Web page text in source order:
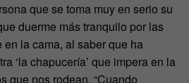
que se toma muy en serio su
duerme más tranquilo por las
la cama, al saber que ha
‘la chapucería’ que impera en la
que nos rodean. “Cuando